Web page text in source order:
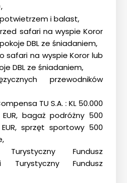
i balast,
safari na wyspie Koror
DBL ze śniadaniem,
safari na wyspie Koror lub
DBL ze śniadaniem,
przewodników
TU S.A. : KL 50.000
EUR, bagaż podróżny 500
EUR, sprzęt sportowy 500
Fundusz
Turystyczny Fundusz